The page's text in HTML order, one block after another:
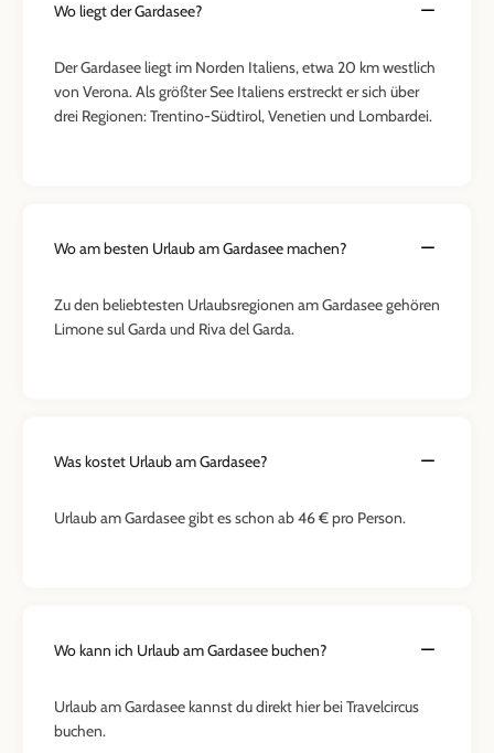
Wo liegt der Gardasee?
Der Gardasee liegt im Norden Italiens, etwa 20 km westlich
von Verona. Als größter See Italiens erstreckt er sich über
drei Regionen: Trentino-Südtirol, Venetien und Lombardei.
Wo am besten Urlaub am Gardasee machen?
Zu den beliebtesten Urlaubsregionen am Gardasee gehören
Limone sul Garda und Riva del Garda.
Was kostet Urlaub am Gardasee?
Urlaub am Gardasee gibt es schon ab 46 € pro Person.
Wo kann ich Urlaub am Gardasee buchen?
Urlaub am Gardasee kannst du direkt hier bei Travelcircus
buchen.